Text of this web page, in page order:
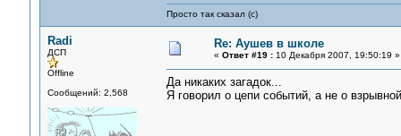
Просто так сказал (с)
Radi
ДСП
Offline
Сообщений: 2,568
Re: Аушев в школе
« Ответ #19 :10 Декабря 2007, 19:50:19 »
Да никаких загадок...
Я говорил о цепи событий, а не о